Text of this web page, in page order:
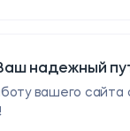
надежный
вашего сайта